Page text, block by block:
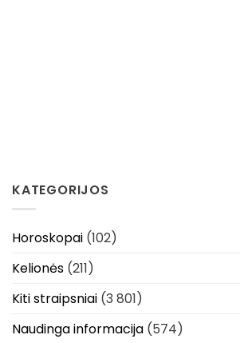
KATEGORIJOS
Horoskopai (102)
Kelionės (211)
Kiti straipsniai (3 801)
Naudinga informacija (574)